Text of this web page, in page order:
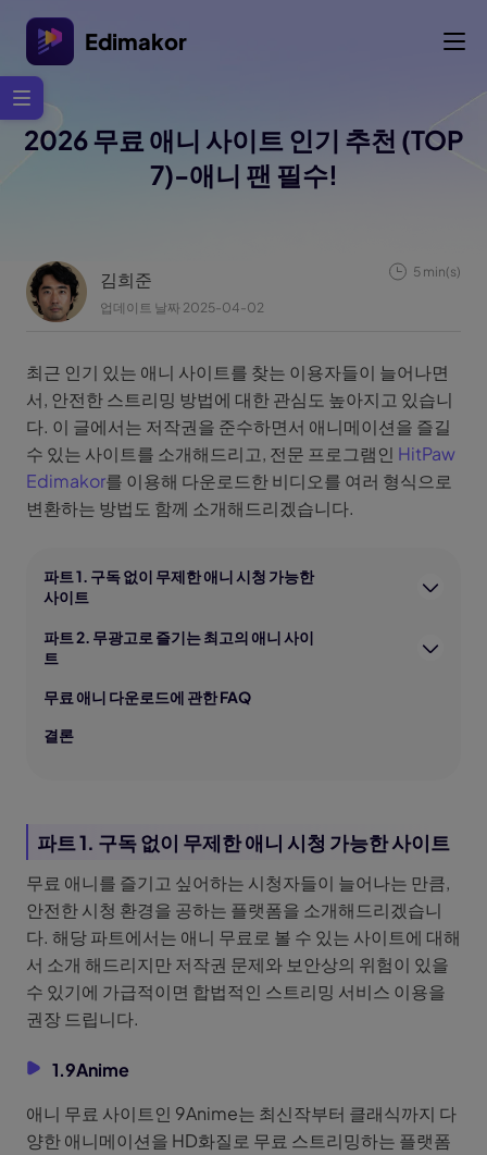
Edimakor
2026 무료 애니 사이트 인기 추천 (TOP
7)-애니 팬 필수!
김희준
업데이트 날짜 2025-04-02
5 min(s)
최근 인기 있는 애니 사이트를 찾는 이용자들이 늘어나면
서, 안전한 스트리밍 방법에 대한 관심도 높아지고 있습니
다. 이 글에서는 저작권을 준수하면서 애니메이션을 즐길
수 있는 사이트를 소개해드리고, 전문 프로그램인 HitPaw
Edimakor를 이용해 다운로드한 비디오를 여러 형식으로
변환하는 방법도 함께 소개해드리겠습니다.
파트 1. 구독 없이 무제한 애니 시청 가능한
사이트
파트 2. 무광고로 즐기는 최고의 애니 사이
트
무료 애니 다운로드에 관한 FAQ
결론
파트 1. 구독 없이 무제한 애니 시청 가능한 사이트
무료 애니를 즐기고 싶어하는 시청자들이 늘어나는 만큼,
안전한 시청 환경을 공하는 플랫폼을 소개해드리겠습니
다. 해당 파트에서는 애니 무료로 볼 수 있는 사이트에 대해
서 소개 해드리지만 저작권 문제와 보안상의 위험이 있을
수 있기에 가급적이면 합법적인 스트리밍 서비스 이용을
권장 드립니다.
1.9Anime
애니 무료 사이트인 9Anime는 최신작부터 클래식까지 다
양한 애니메이션을 HD화질로 무료 스트리밍하는 플랫폼